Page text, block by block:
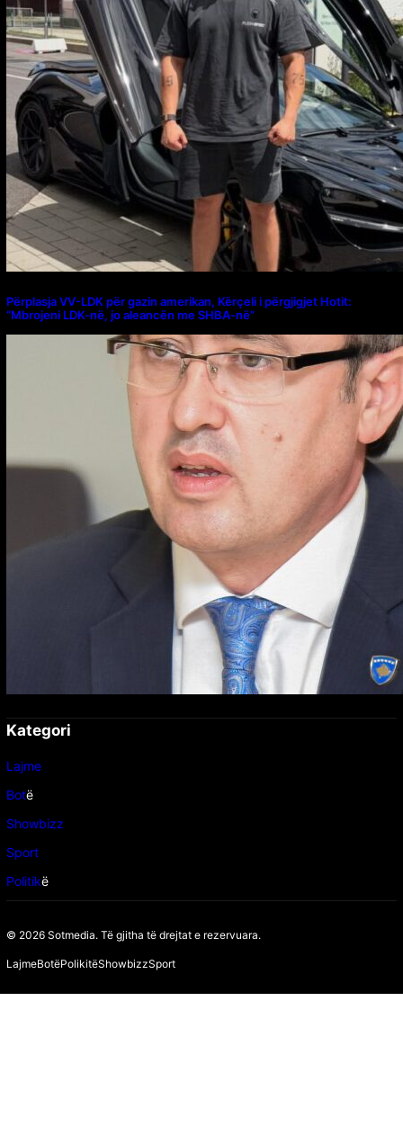
Përplasja VV-LDK për gazin amerikan, Kërçeli i përgjigjet Hotit:
“Mbrojeni LDK-në, jo aleancën me SHBA-në”
Kategori
Lajme
Botë
Showbizz
Sport
Politikë
© 2026 Sotmedia. Të gjitha të drejtat e rezervuara.
LajmeBotëPolikitëShowbizzSport